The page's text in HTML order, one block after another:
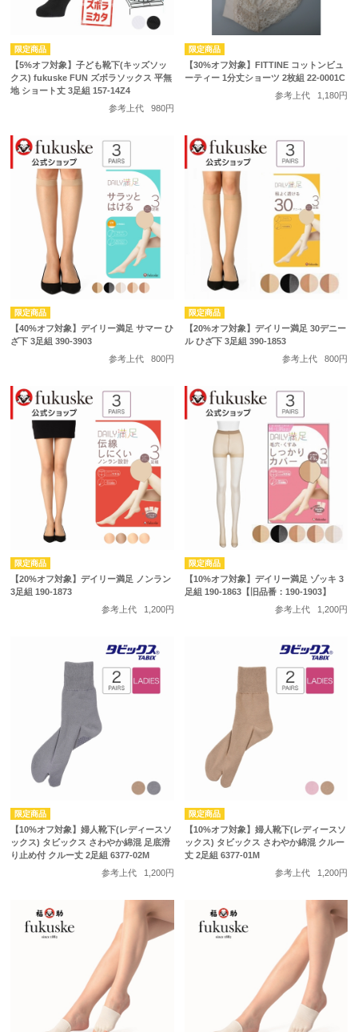
【5%オフ対象】子ども靴下(キッズソッ
クス) fukuske FUN ズボラソックス 平無
地 ショート丈 3足組 157-14Z4
参考上代
980円
【30%オフ対象】FITTINE コットンビュ
ーティー 1分丈ショーツ 2枚組 22-0001C
参考上代
1,180円
【40%オフ対象】デイリー満足 サマー ひ
ざ下 3足組 390-3903
参考上代
800円
【20%オフ対象】デイリー満足 30デニー
ル ひざ下 3足組 390-1853
参考上代
800円
【20%オフ対象】デイリー満足 ノンラン
3足組 190-1873
参考上代
1,200円
【10%オフ対象】デイリー満足 ゾッキ 3
足組 190-1863【旧品番：190-1903】
参考上代
1,200円
【10%オフ対象】婦人靴下(レディースソ
ックス) タビックス さわやか綿混 足底滑
り止め付 クルー丈 2足組 6377-02M
参考上代
1,200円
【10%オフ対象】婦人靴下(レディースソ
ックス) タビックス さわやか綿混 クルー
丈 2足組 6377-01M
参考上代
1,200円